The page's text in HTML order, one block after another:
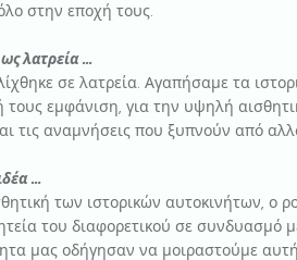
στην εποχή τους.
λατρεία …
σε λατρεία. Αγαπήσαμε τα
τους εμφάνιση, για την υψηλή
τις αναμνήσεις που ξυπνούν από
…
των ιστορικών αυτοκινήτων, ο
του διαφορετικού σε συνδυασμό
μας οδήγησαν να μοιραστούμε